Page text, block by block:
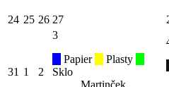
24 25 26 27
31 1 2
3
Papier
Plasty
Sklo
Martinček